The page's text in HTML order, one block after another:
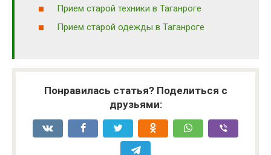
Прием старой техники в Таганроге
Прием старой одежды в Таганроге
Понравилась статья? Поделиться с
друзьями: